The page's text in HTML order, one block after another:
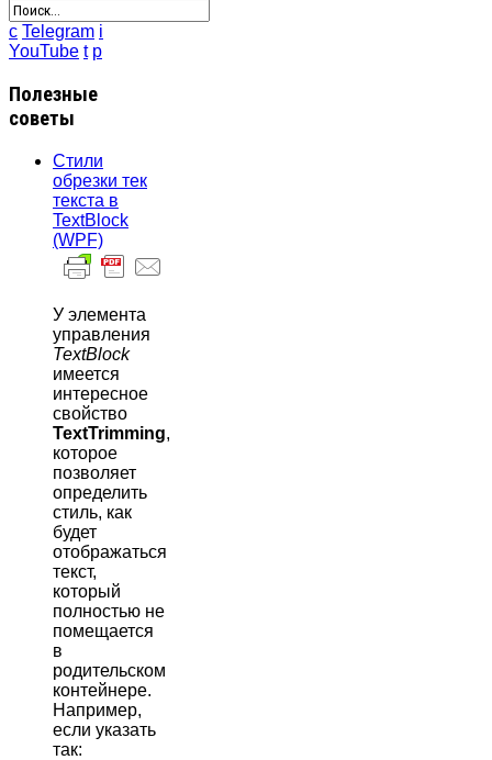
c Telegram i
YouTube t p
Полезные
советы
Стили
обрезки тек
текста в
TextBlock
(WPF)
У элемента
управления
TextBlock
имеется
интересное
свойство
TextTrimming,
которое
позволяет
определить
стиль, как
будет
отображаться
текст,
который
полностью не
помещается
в
родительском
контейнере.
Например,
если указать
так: